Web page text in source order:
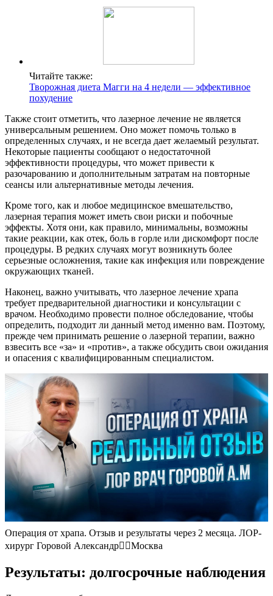
Читайте также:
Творожная диета Магги на 4 недели — эффективное
похудение
Также стоит отметить, что лазерное лечение не является
универсальным решением. Оно может помочь только в
определенных случаях, и не всегда дает желаемый результат.
Некоторые пациенты сообщают о недостаточной
эффективности процедуры, что может привести к
разочарованию и дополнительным затратам на повторные
сеансы или альтернативные методы лечения.
Кроме того, как и любое медицинское вмешательство,
лазерная терапия может иметь свои риски и побочные
эффекты. Хотя они, как правило, минимальны, возможны
такие реакции, как отек, боль в горле или дискомфорт после
процедуры. В редких случаях могут возникнуть более
серьезные осложнения, такие как инфекция или повреждение
окружающих тканей.
Наконец, важно учитывать, что лазерное лечение храпа
требует предварительной диагностики и консультации с
врачом. Необходимо провести полное обследование, чтобы
определить, подходит ли данный метод именно вам. Поэтому,
прежде чем принимать решение о лазерной терапии, важно
взвесить все «за» и «против», а также обсудить свои ожидания
и опасения с квалифицированным специалистом.
Операция от храпа. Отзыв и результаты через 2 месяца. ЛОР-
хирург Горовой Александр👨‍⚕️Москва
Результаты: долгосрочные наблюдения